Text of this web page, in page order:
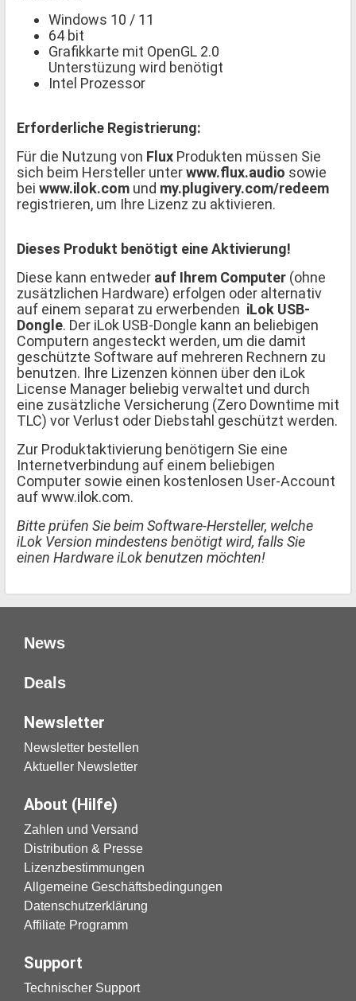
Windows 10 / 11
64 bit
Grafikkarte mit OpenGL 2.0
Unterstüzung wird benötigt
Intel Prozessor
Erforderliche Registrierung:
Für die Nutzung von Flux Produkten müssen Sie
sich beim Hersteller unterwww.flux.audio sowie
bei www.ilok.com und my.plugivery.com/redeem
registrieren, um Ihre Lizenz zu aktivieren.
Dieses Produkt benötigt eine Aktivierung!
Diese kann entweder auf Ihrem Computer (ohne
zusätzlichen Hardware) erfolgen oder alternativ
auf einem separat zu erwerbenden iLok USB-
Dongle. Der iLok USB-Dongle kann an beliebigen
Computern angesteckt werden, um die damit
geschützte Software auf mehreren Rechnern zu
benutzen. Ihre Lizenzen können über den iLok
License Manager beliebig verwaltet und durch
eine zusätzliche Versicherung (Zero Downtime mit
TLC) vor Verlust oder Diebstahl geschützt werden.
Zur Produktaktivierung benötigern Sie eine
Internetverbindung auf einem beliebigen
Computer sowie einen kostenlosen User-Account
auf www.ilok.com.
Bitte prüfen Sie beim Software-Hersteller, welche
iLok Version mindestens benötigt wird, falls Sie
einen Hardware iLok benutzen möchten!
News
Deals
Newsletter
Newsletter bestellen
Aktueller Newsletter
About (Hilfe)
Zahlen und Versand
Distribution & Presse
Lizenzbestimmungen
Allgemeine Geschäftsbedingungen
Datenschutzerklärung
Affiliate Programm
Support
Technischer Support